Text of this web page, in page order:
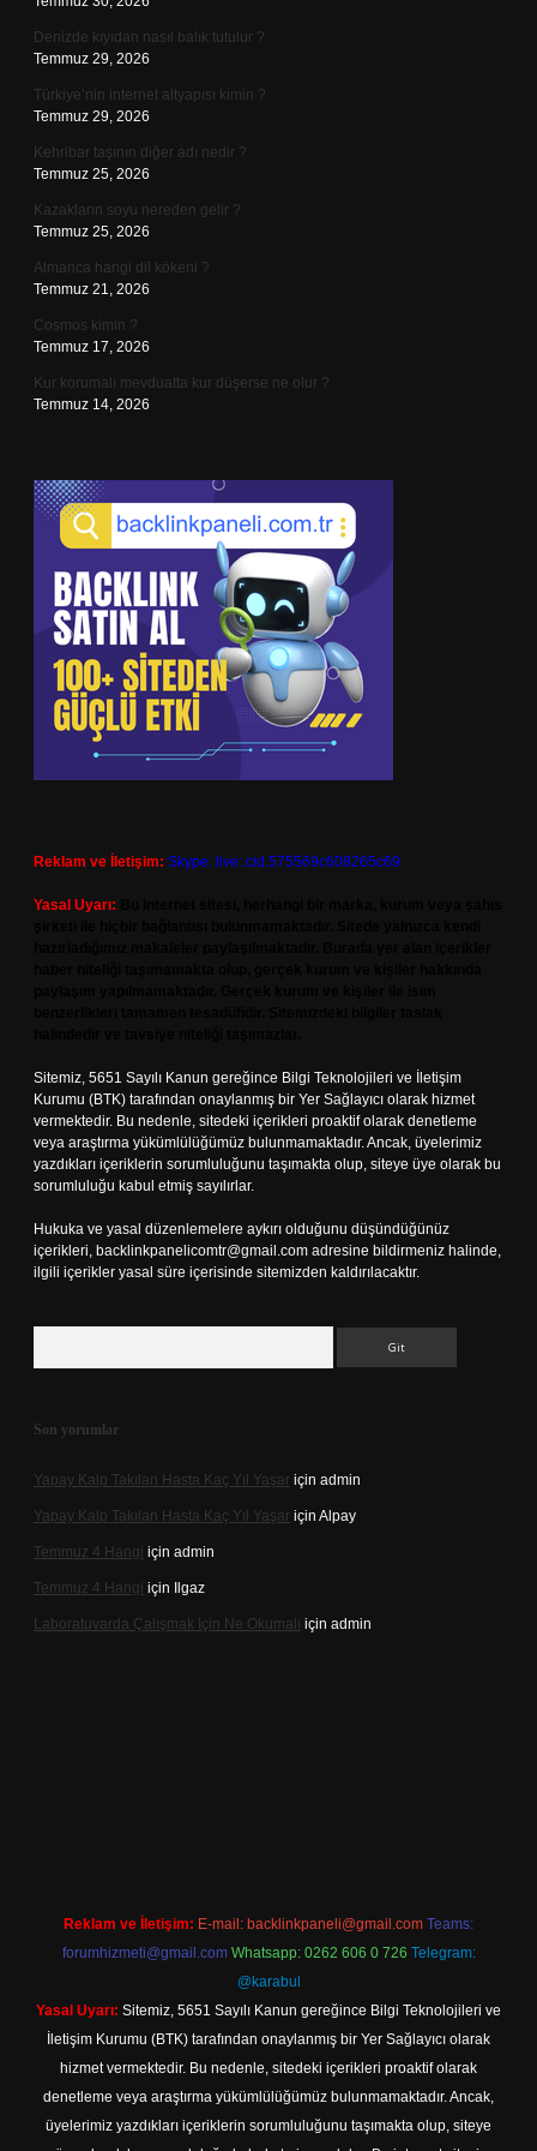
Denizde kıyıdan nasıl balık tutulur ?
Temmuz 29, 2026
Türkiye’nin internet altyapısı kimin ?
Temmuz 29, 2026
Kehribar taşının diğer adı nedir ?
Temmuz 25, 2026
Kazakların soyu nereden gelir ?
Temmuz 25, 2026
Almanca hangi dil kökeni ?
Temmuz 21, 2026
Cosmos kimin ?
Temmuz 17, 2026
Kur korumalı mevduatta kur düşerse ne olur ?
Temmuz 14, 2026
Reklam ve İletişim: Skype: live:.cid.575569c608265c69
Yasal Uyarı:
Sitemiz, 5651 Sayılı Kanun gereğince Bilgi Teknolojileri ve İletişim
Kurumu (BTK) tarafından onaylanmış bir Yer Sağlayıcı olarak hizmet
vermektedir. Bu nedenle, sitedeki içerikleri proaktif olarak denetleme
veya araştırma yükümlülüğümüz bulunmamaktadır. Ancak, üyelerimiz
yazdıkları içeriklerin sorumluluğunu taşımakta olup, siteye üye olarak bu
sorumluluğu kabul etmiş sayılırlar.
Hukuka ve yasal düzenlemelere aykırı olduğunu düşündüğünüz
içerikleri, backlinkpanelicomtr@gmail.com adresine bildirmeniz halinde,
ilgili içerikler yasal süre içerisinde sitemizden kaldırılacaktır.
Son yorumlar
Yapay Kalp Takılan Hasta Kaç Yıl Yaşar için admin
Yapay Kalp Takılan Hasta Kaç Yıl Yaşar için Alpay
Temmuz 4 Hangi için admin
Temmuz 4 Hangi için Ilgaz
Laboratuvarda Çalışmak Için Ne Okumalı için admin
Reklam ve İletişim: E-mail: backlinkpaneli@gmail.com Teams:
forumhizmeti@gmail.com Whatsapp: 0262 606 0 726 Telegram:
@karabul
Yasal Uyarı: Sitemiz, 5651 Sayılı Kanun gereğince Bilgi Teknolojileri ve
İletişim Kurumu (BTK) tarafından onaylanmış bir Yer Sağlayıcı olarak
hizmet vermektedir. Bu nedenle, sitedeki içerikleri proaktif olarak
denetleme veya araştırma yükümlülüğümüz bulunmamaktadır. Ancak,
üyelerimiz yazdıkları içeriklerin sorumluluğunu taşımakta olup, siteye